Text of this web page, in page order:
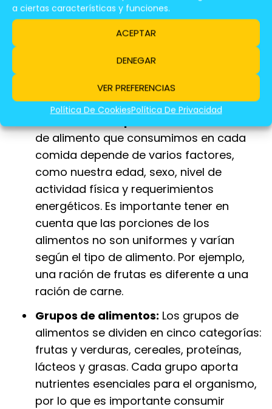
a ciertas características y funciones.
ACEPTAR
DENEGAR
VER PREFERENCIAS
Política De CookiesPolítica De Privacidad
mantener una dieta equilibrada y saludable.
En España, laguía de alimentación
saludable "Plan de acción para la nutrición
saludable y la actividad física"
serie de recomendaciones para guiar
nuestras elecciones.
de alimento que consumimos en cada
comida depende de varios factores,
como nuestra edad, sexo, nivel de
actividad física y requerimientos
energéticos. Es importante tener en
cuenta que las porciones de los
alimentos no son uniformes y varían
según el tipo de alimento. Por ejemplo,
una ración de frutas es diferente a una
ración de carne.
Grupos de alimentos: Los grupos de
alimentos se dividen en cinco categorías:
frutas y verduras, cereales, proteínas,
lácteos y grasas. Cada grupo aporta
nutrientes esenciales para el organismo,
por lo que es importante consumir